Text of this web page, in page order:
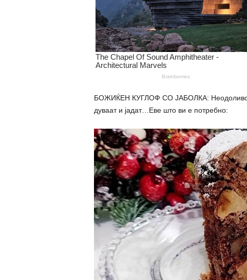
БОЖИЌЕН КУГЛОФ СО ЈАБОЛКА: Неодоливо
дуваат и јадат…Еве што ви е потребно: